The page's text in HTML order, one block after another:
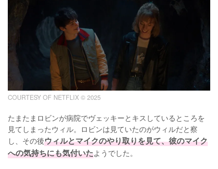
COURTESY OF NETFLIX © 2025
たまたまロビンが病院でヴェッキーとキスしているところを
見てしまったウィル。ロビンは見ていたのがウィルだと察
し、その後ウィルとマイクのやり取りを見て、彼のマイク
への気持ちにも気付いたようでした。